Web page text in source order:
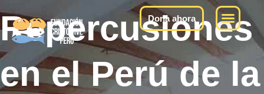
Dona ahora
Repercusiones
en el Perú de la